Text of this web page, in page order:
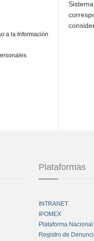
a la Información
Plataformas
INTRANET
IPOMEX
Plataforma
Registro de